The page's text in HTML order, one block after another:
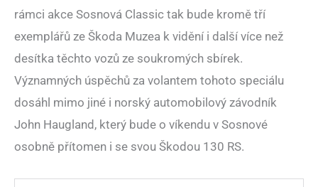
rámci akce Sosnová Classic tak bude kromě tří
exemplářů ze Škoda Muzea k vidění i další více než
desítka těchto vozů ze soukromých sbírek.
Významných úspěchů za volantem tohoto speciálu
dosáhl mimo jiné i norský automobilový závodník
John Haugland, který bude o víkendu v Sosnové
osobně přítomen i se svou Škodou 130 RS.